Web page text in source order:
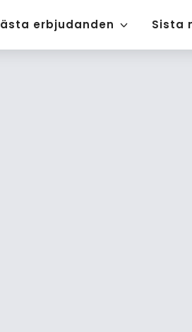
erbjudanden Sista